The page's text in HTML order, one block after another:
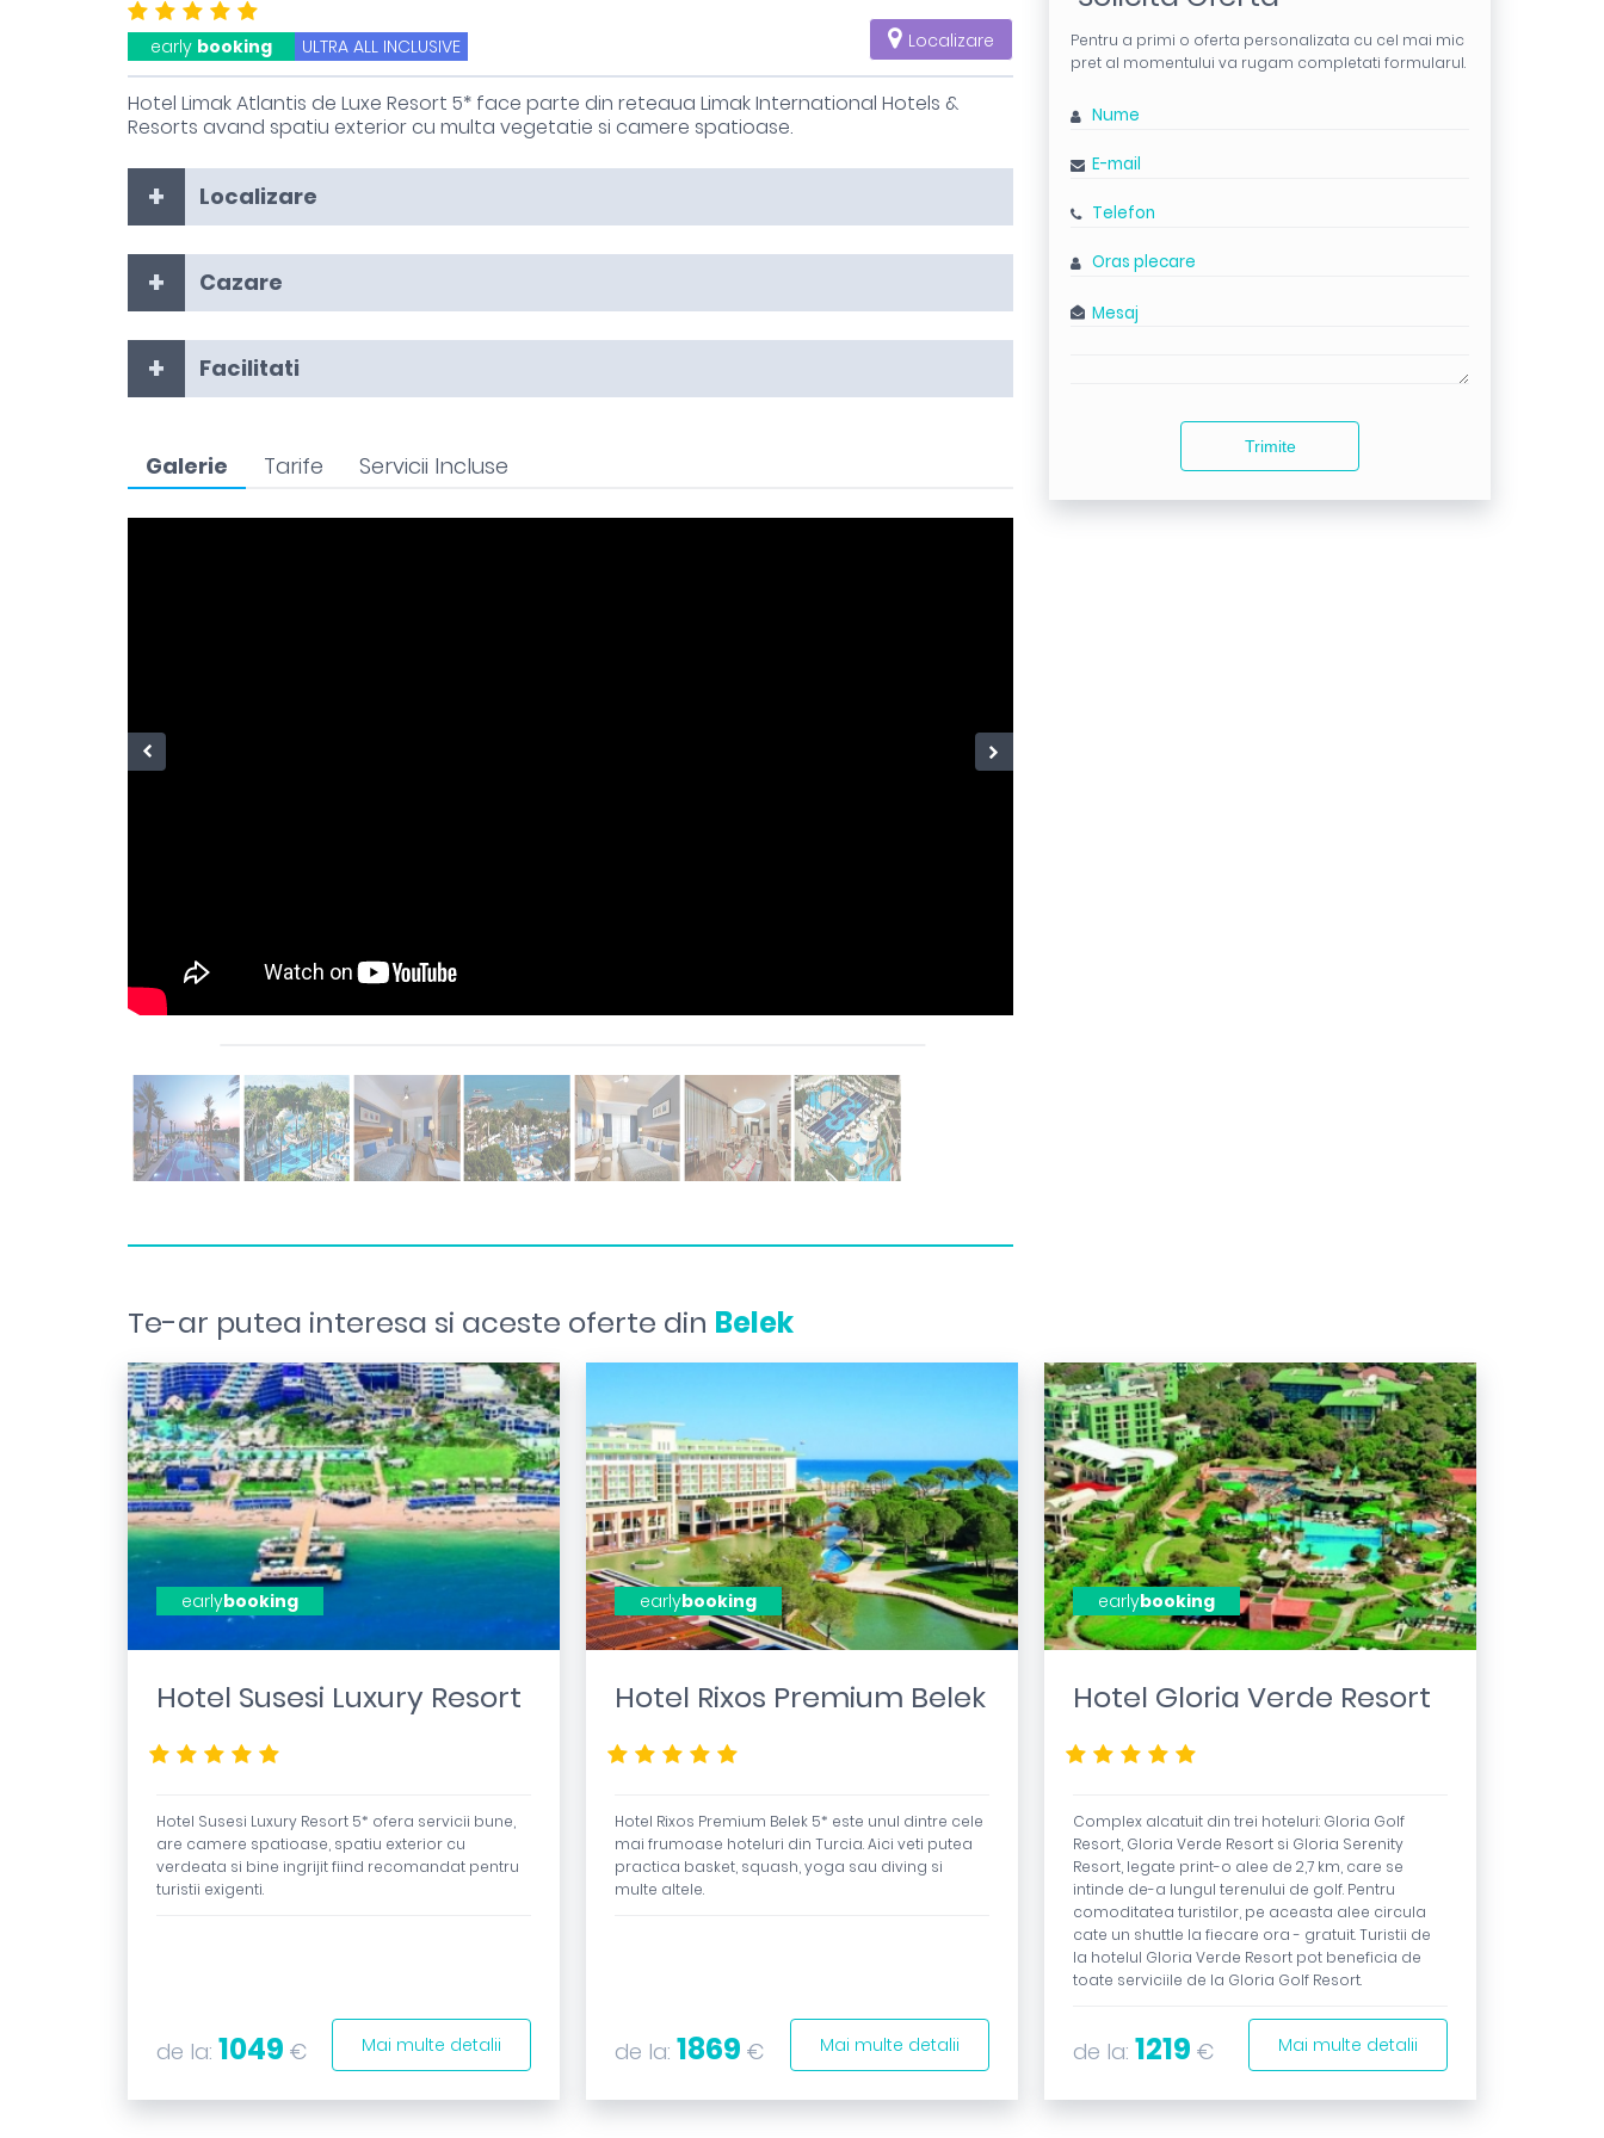
early booking ULTRA ALL INCLUSIVE Localizare
Hotel Limak Atlantis de Luxe Resort 5* face parte din reteaua Limak International Hotels &
Resorts avand spatiu exterior cu multa vegetatie si camere spatioase.
Localizare
Cazare
Facilitati
Galerie Tarife Servicii Incluse
Pentru a primi o oferta personalizata cu cel mai mic
pret al momentului va rugam completati formularul.
Te-ar putea interesa si aceste oferte din Belek
Hotel Susesi Luxury Resort
earlybooking
Hotel Susesi Luxury Resort 5* ofera servicii bune,
are camere spatioase, spatiu exterior cu
verdeata si bine ingrijit fiind recomandat pentru
turistii exigenti.
de la: 1049 € Mai multe detalii
Hotel Rixos Premium Belek
earlybooking
Hotel Rixos Premium Belek 5* este unul dintre cele
mai frumoase hoteluri din Turcia. Aici veti putea
practica basket, squash, yoga sau diving si
multe altele.
de la:1869 € Mai multe detalii
Hotel Gloria Verde Resort
earlybooking
Complex alcatuit din trei hoteluri: Gloria Golf
Resort, Gloria Verde Resort si Gloria Serenity
Resort, legate print-o alee de 2,7 km, care se
intinde de-a lungul terenului de golf. Pentru
comoditatea turistilor, pe aceasta alee circula
cate un shuttle la fiecare ora - gratuit. Turistii de
la hotelul Gloria Verde Resort pot beneficia de
toate serviciile de la Gloria Golf Resort.
de la:1219 € Mai multe detalii